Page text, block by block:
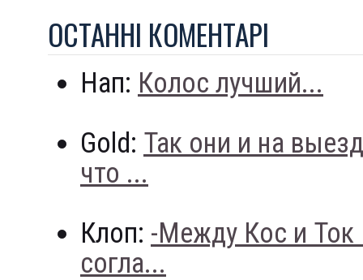
ОСТАННI КОМЕНТАРI
Нап: Колос лучший...
Gold: Так они и на
что ...
Клоп: -Между Кос и
согла...